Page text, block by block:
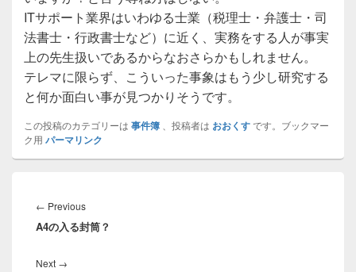
ITサポート業界はいわゆる士業（税理士・弁護士・司
法書士・行政書士など）に近く、実務をする人が事実
上の先生扱いであるからなおさらかもしれません。
テレマに限らず、こういった事象はもう少し研究する
と何か面白い事が見つかりそうです。
この投稿のカテゴリーは 事件簿 、投稿者は おおくすです。ブックマー
ク用 パーマリンク
稿
ナ
ゲ
← PreviousPrevious
post:
A4の入る封筒？
Next →